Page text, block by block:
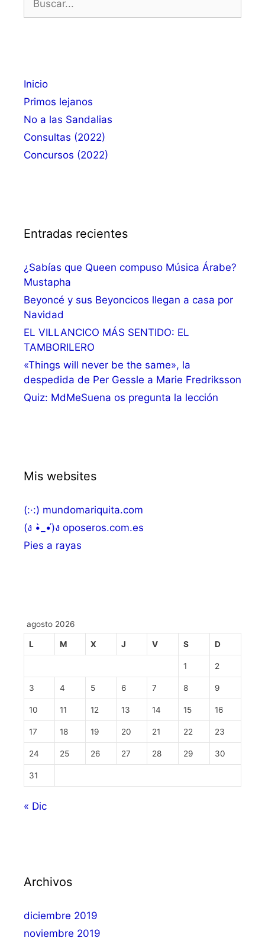
Inicio
Primos lejanos
No a las Sandalias
Consultas (2022)
Concursos (2022)
Entradas recientes
¿Sabías que Queen compuso Música Árabe?
Mustapha
Beyoncé y sus Beyoncicos llegan a casa por
Navidad
EL VILLANCICO MÁS SENTIDO: EL
TAMBORILERO
«Things will never be the same», la
despedida de Per Gessle a Marie Fredriksson
Quiz: MdMeSuena os pregunta la lección
Mis websites
(:·:) mundomariquita.com
(ง •̀_•́)ง oposeros.com.es
Pies a rayas
agosto 2026
L M X J V S D
1 2
3 4 5 6 7 8 9
10 11 12 13 14 15 16
17 18 19 20 21 22 23
24 25 26 27 28 29 30
31
« Dic
Archivos
diciembre 2019
noviembre 2019